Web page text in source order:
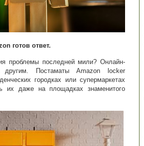
готов ответ.
проблемы последней мили? Онлайн-
Постаматы Amazon locker
городках или супермаркетах
их даже на площадках знаменитого